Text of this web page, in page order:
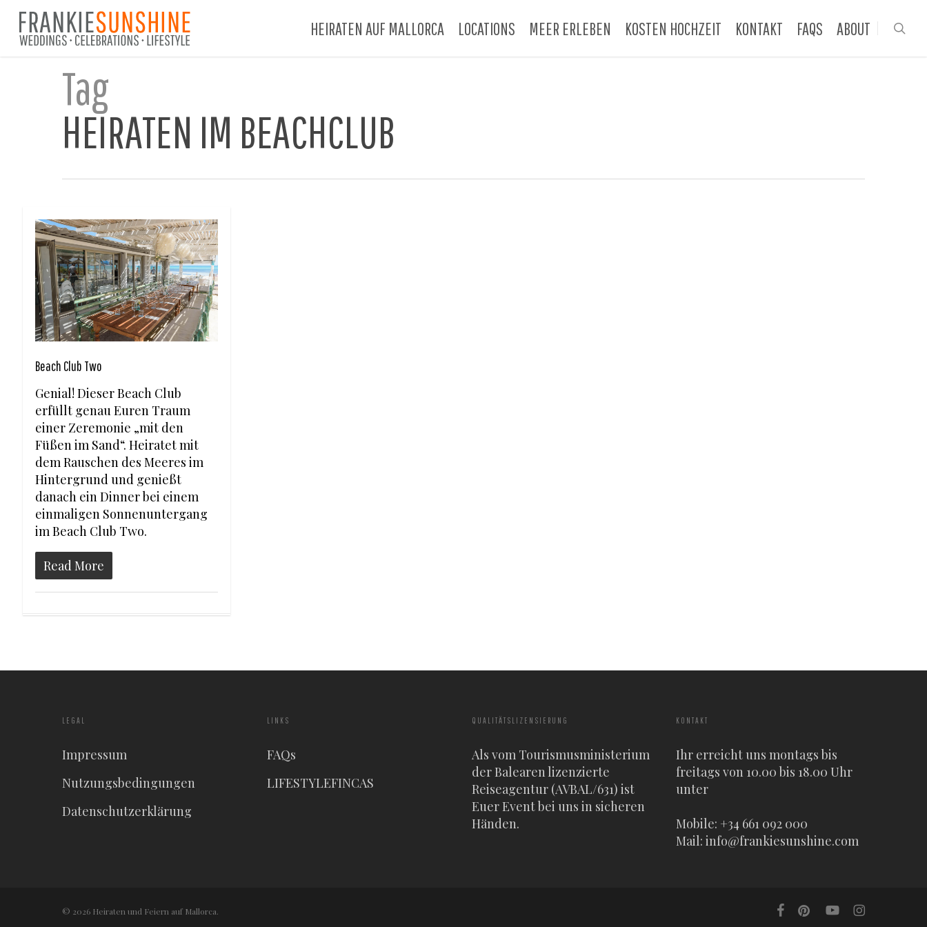
Skip
main
HEIRATEN AUF MALLORCA LOCATIONS MEER ERLEBEN KOSTEN HOCHZEIT KONTAKT FAQS ABOUT
Tag
HEIRATEN IM BEACHCLUB
Beach Club Two
Genial! Dieser Beach Club
erfüllt genau Euren Traum
einer Zeremonie „mit den
Füßen im Sand“. Heiratet mit
dem Rauschen des Meeres im
Hintergrund und genießt
danach ein Dinner bei einem
einmaligen Sonnenuntergang
im Beach Club Two.
Read More
LEGAL
Impressum
Nutzungsbedingungen
Datenschutzerklärung
LINKS
FAQs
LIFESTYLEFINCAS
QUALITÄTSLIZENSIERUNG
Als vom Tourismusministerium
der Balearen lizenzierte
Reiseagentur (AVBAL/631) ist
Euer Event bei uns in sicheren
Händen.
KONTAKT
Ihr erreicht uns montags bis
freitags von 10.00 bis 18.00 Uhr
unter
Mobile: +34 661 092 000
Mail:info@frankiesunshine.com
© 2026 Heiraten und Feiern auf Mallorca. facebookpinterestyoutubeinstagram